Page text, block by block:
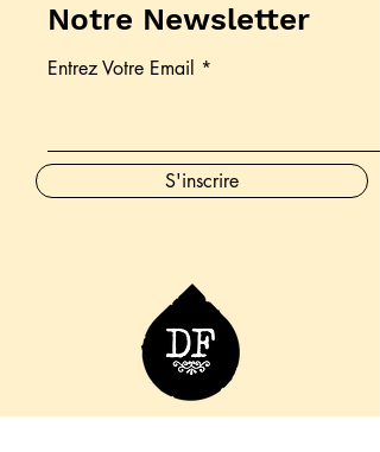
Notre Newsletter
Entrez Votre Email
S'inscrire